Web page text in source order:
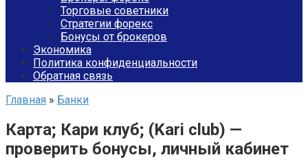
Торговые советники
Стратегии форекс
Бонусы от брокеров
Экономика
Политика конфиденциальности
Обратная связь
Главная » Банки
Карта; Кари клуб; (Kari club) —
проверить бонусы, личный кабинет